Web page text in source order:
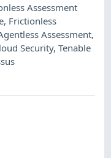
Assessment
, Frictionless
Assessment,
Security,Tenable